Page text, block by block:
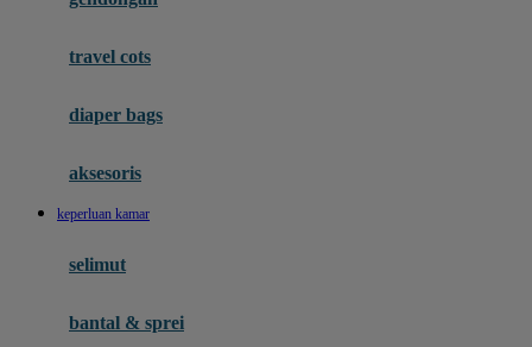
Fisher Price
Flipper
Fuggler
Gabby's Doll House
Geko
travel cots
diaper bags
aksesoris
keperluan kamar
selimut
bantal & sprei